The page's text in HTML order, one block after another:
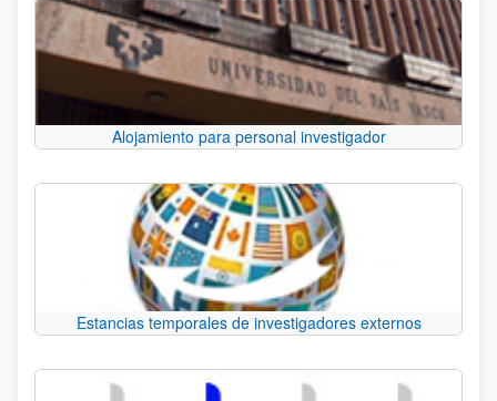
Alojamiento para personal investigador
Estancias temporales de investigadores externos